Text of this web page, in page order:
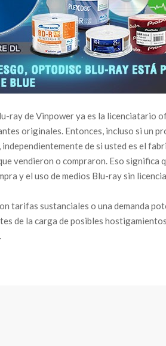
ray de Vinpower ya es la licenciatario
originales. Entonces, incluso si un
de si usted es el
vendieron o compraron. Eso
y el uso de medios Blu-ray sin
tarifas sustanciales o una demanda
de la carga de posibles